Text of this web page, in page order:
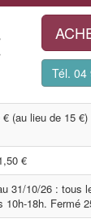
Tél. 04
(au lieu de 15 €)
€
31/10/26 : tous
18h. Fermé